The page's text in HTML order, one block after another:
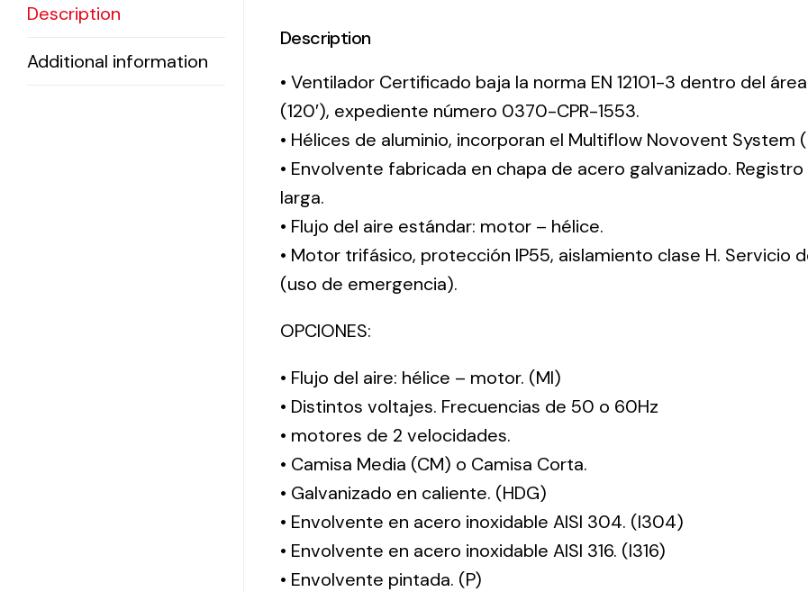
Description
Additional information
Description
• Ventilador Certificado baja la norma EN 12101-3 dentro del
(120′), expediente número 0370-CPR-1553.
• Hélices de aluminio, incorporan el Multiflow Novovent System
• Envolvente fabricada en chapa de acero galvanizado.
larga.
• Flujo del aire estándar: motor – hélice.
• Motor trifásico, protección IP55, aislamiento clase H. Servicio
(uso de emergencia).
OPCIONES:
• Flujo del aire: hélice – motor. (MI)
• Distintos voltajes. Frecuencias de 50 o 60Hz
• motores de 2 velocidades.
• Camisa Media (CM) o Camisa Corta.
• Galvanizado en caliente. (HDG)
• Envolvente en acero inoxidable AISI 304. (I304)
• Envolvente en acero inoxidable AISI 316. (I316)
• Envolvente pintada. (P)